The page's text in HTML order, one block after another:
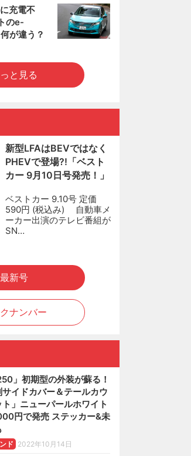
充電不
のe-
が違う？
と見る
新型LFAはBEVではなく
PHEVで登場?!「ベスト
カー 9月10日号発売！」
ベストカー 9.10号 定価
590円 (税込み) 自動車メ
ーカー出演のテレビ番組が
SN…
最新号
ナンバー
」初期型の外装が蘇る！
サイドカバー＆テールカウ
」ニューパールホワイト
円で発売 ステッカー&未
ド 2022年10月14日